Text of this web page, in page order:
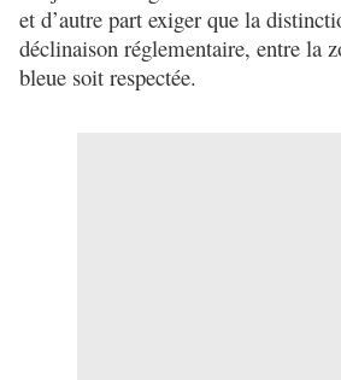
et d’autre part exiger que la
déclinaison réglementaire, entre la
bleue soit respectée.